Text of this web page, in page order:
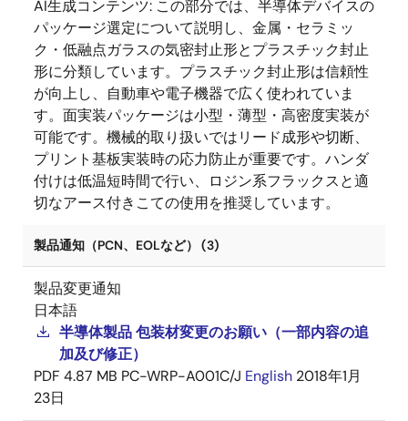
AI生成コンテンツ: この部分では、半導体デバイスの
パッケージ選定について説明し、金属・セラミッ
ク・低融点ガラスの気密封止形とプラスチック封止
形に分類しています。プラスチック封止形は信頼性
が向上し、自動車や電子機器で広く使われていま
す。面実装パッケージは小型・薄型・高密度実装が
可能です。機械的取り扱いではリード成形や切断、
プリント基板実装時の応力防止が重要です。ハンダ
付けは低温短時間で行い、ロジン系フラックスと適
切なアース付きこての使用を推奨しています。
製品通知（PCN、EOLなど） (3)
製品変更通知
日本語
半導体製品 包装材変更のお願い（一部内容の追
加及び修正）
PDF 4.87 MB PC-WRP-A001C/J English 2018年1月
23日